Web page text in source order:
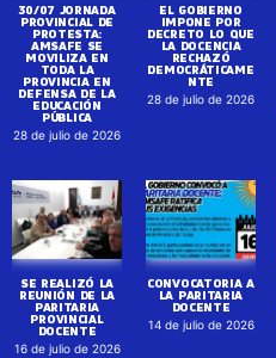
30/07 JORNADA
PROVINCIAL DE
PROTESTA:
AMSAFE SE
MOVILIZA EN
TODA LA
PROVINCIA EN
DEFENSA DE LA
EDUCACIÓN
PÚBLICA
28 de julio de 2026
EL GOBIERNO
IMPONE POR
DECRETO LO QUE
LA DOCENCIA
RECHAZÓ
DEMOCRÁTICAME
NTE
28 de julio de 2026
SE REALIZÓ LA
REUNIÓN DE LA
PARITARIA
PROVINCIAL
DOCENTE
16 de julio de 2026
CONVOCATORIA A
LA PARITARIA
DOCENTE
14 de julio de 2026